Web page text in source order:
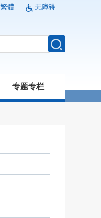
繁體 无障碍
专题专栏